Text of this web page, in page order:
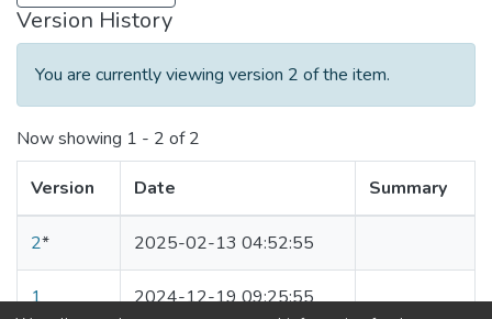
Version History
You are currently viewing version 2 of the item.
Now showing 1 - 2 of 2
Version Date Summary
2* 2025-02-13 04:52:55
1 2024-12-19 09:25:55